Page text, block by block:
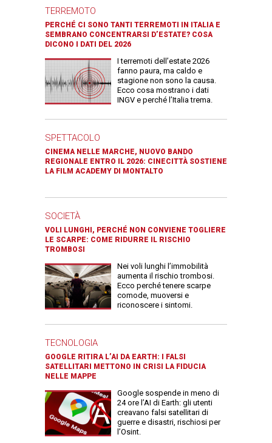
TERREMOTO
PERCHÉ CI SONO TANTI TERREMOTI IN ITALIA E
SEMBRANO CONCENTRARSI D’ESTATE? COSA
DICONO I DATI DEL 2026
I terremoti dell’estate 2026
fanno paura, ma caldo e
stagione non sono la causa.
Ecco cosa mostrano i dati
INGV e perché l’Italia trema.
SPETTACOLO
CINEMA NELLE MARCHE, NUOVO BANDO
REGIONALE ENTRO IL 2026: CINECITTÀ SOSTIENE
LA FILM ACADEMY DI MONTALTO
SOCIETÀ
VOLI LUNGHI, PERCHÉ NON CONVIENE TOGLIERE
LE SCARPE: COME RIDURRE IL RISCHIO
TROMBOSI
Nei voli lunghi l’immobilità
aumenta il rischio trombosi.
Ecco perché tenere scarpe
comode, muoversi e
riconoscere i sintomi.
TECNOLOGIA
GOOGLE RITIRA L’AI DA EARTH: I FALSI
SATELLITARI METTONO IN CRISI LA FIDUCIA
NELLE MAPPE
Google sospende in meno di
24 ore l’AI di Earth: gli utenti
creavano falsi satellitari di
guerre e disastri, rischiosi per
l’Osint.